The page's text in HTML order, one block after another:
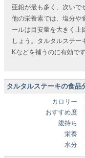
亜鉛が最も多く、次いで
他の栄養素では、塩分や
ールは目安量を大きく上
しょう。タルタルステー
Kなどを補うのに有効です
タルタルステーキの食品
カロリー
おすすめ度
腹持ち
栄養
水分